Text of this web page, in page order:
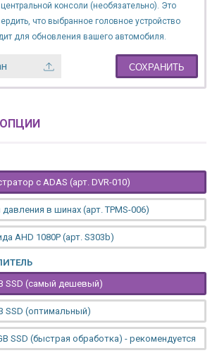
консоли (необязательно). Это
что выбранное головное устройство
для обновления вашего автомобиля.
СОХРАНИТЬ
с ADAS (арт. DVR-010)
в шинах (арт. TPMS-006)
AHD 1080P (арт. S303b)
SSD (самый дешевый)
SSD (оптимальный)
SSD (быстрая обработка) - рекомендуется